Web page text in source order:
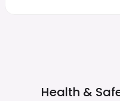
Health &